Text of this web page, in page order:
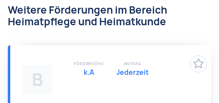
Weitere Förderungen im Bereich
Heimatpflege und Heimatkunde
B
FÖRDERHÖHE
k.A
ANTRAG
Jederzeit